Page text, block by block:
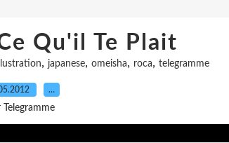
Qu'il Te Plait
, japanese, omeisha, roca, telegramme
…
Telegramme